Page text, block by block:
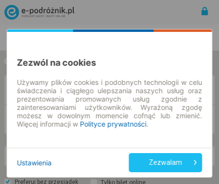
w jedną stronę w obie strony
DO
Preferuj bez przesiadek Tylko bilet online
Zezwól na cookies
Używamy plików cookies i podobnych technologii w celu
świadczenia i ciągłego ulepszania naszych usług oraz
prezentowania promowanych usług zgodnie z
zainteresowaniami użytkowników. Wyrażoną zgodę
możesz w dowolnym momencie cofnąć lub zmienić.
Więcej informacji w Polityce prywatności.
Ustawienia Zezwalam